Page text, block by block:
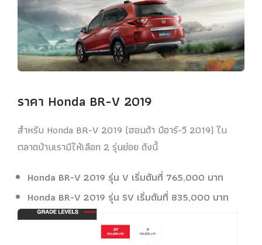
ราคา Honda BR-V 2019
สำหรับ Honda BR-V 2019 (ฮอนด้า บีอาร์-วี 2019) ใน
ตลาดบ้านเรามีให้เลือก 2 รุ่นย่อย ดังนี้
Honda BR-V 2019 รุ่น V เริ่มต้นที่ 765,000 บาท
Honda BR-V 2019 รุ่น SV เริ่มต้นที่ 835,000 บาท